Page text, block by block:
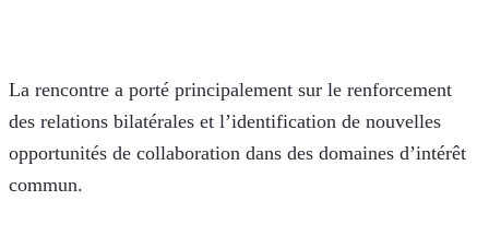
La rencontre a porté principalement sur le renforcement
des relations bilatérales et l’identification de nouvelles
opportunités de collaboration dans des domaines d’intérêt
commun.